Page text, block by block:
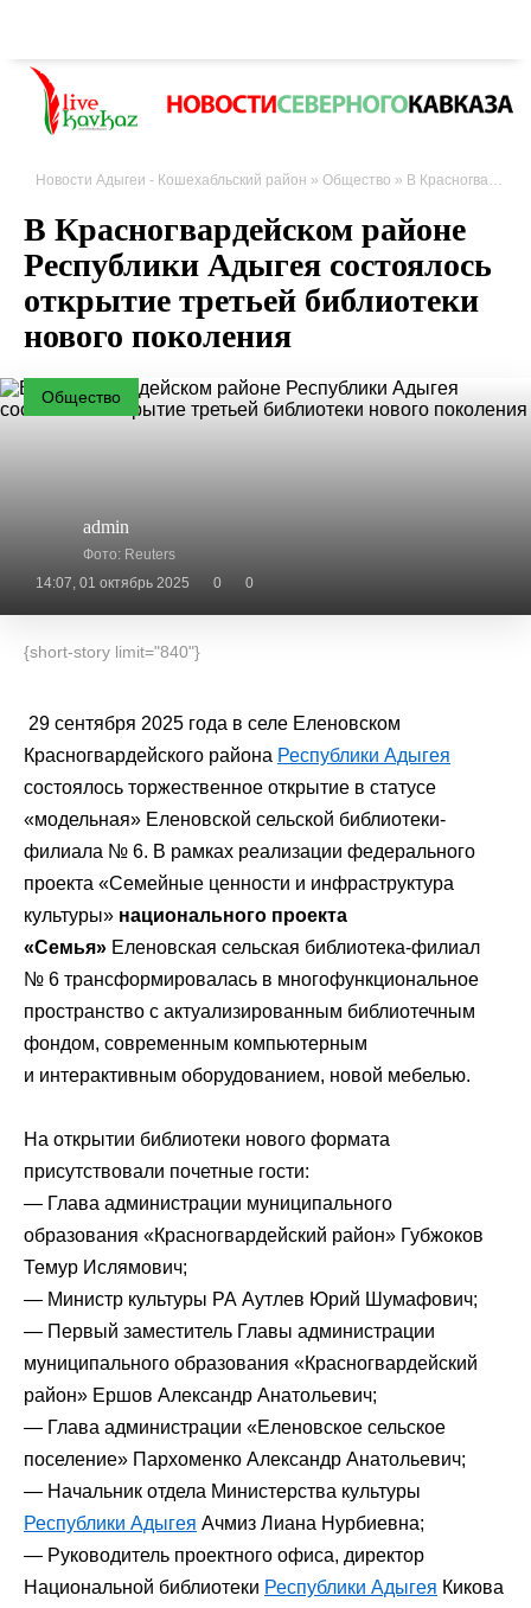
Новости Адыгеи - Кошехабльский район » Общество » В Красногвардейском районе Республики
В Красногвардейском районе
Республики Адыгея состоялось
открытие третьей библиотеки
нового поколения
Общество
admin
Фото: Reuters
14:07, 01 октябрь 2025
0 0
{short-story limit="840"}
29 сентября 2025 года в селе Еленовском
Красногвардейского района Республики Адыгея
состоялось торжественное открытие в статусе
«модельная» Еленовской сельской библиотеки-
филиала № 6. В рамках реализации федерального
проекта «Семейные ценности и инфраструктура
культуры» национального проекта
«Семья» Еленовская сельская библиотека-филиал
№ 6 трансформировалась в многофункциональное
пространство с актуализированным библиотечным
фондом, современным компьютерным
и интерактивным оборудованием, новой мебелью.
На открытии библиотеки нового формата
присутствовали почетные гости:
— Глава администрации муниципального
образования «Красногвардейский район» Губжоков
Темур Ислямович;
— Министр культуры РА Аутлев Юрий Шумафович;
— Первый заместитель Главы администрации
муниципального образования «Красногвардейский
район» Ершов Александр Анатольевич;
— Глава администрации «Еленовское сельское
поселение» Пархоменко Александр Анатольевич;
— Начальник отдела Министерства культуры
Республики Адыгея Ачмиз Лиана Нурбиевна;
— Руководитель проектного офиса, директор
Национальной библиотеки Республики Адыгея Кикова